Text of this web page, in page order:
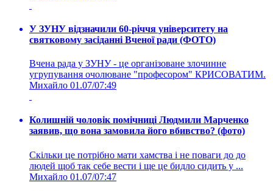
У ЗУНУ відзначили 60-річчя університету на
святковому засіданні Вченої ради (ФОТО)
Вчена рада у ЗУНУ - це організоване злочинне
угрупування очолюване "професором" КРИСОВАТИМ.
Михайло 01.07/07:49
Колишній чоловік помічниці Людмили Марченко
заявив, що вона замовила його вбивство? (фото)
Скільки це потрібно мати хамства і не поваги до до
людей щоб так себе вести і ще це бидло сидить у ...
Михайло 01.07/07:47